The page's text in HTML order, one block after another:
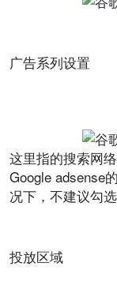
广告系列设置
这里指的搜索网
Google adsense
况下，不建议勾选
投放区域